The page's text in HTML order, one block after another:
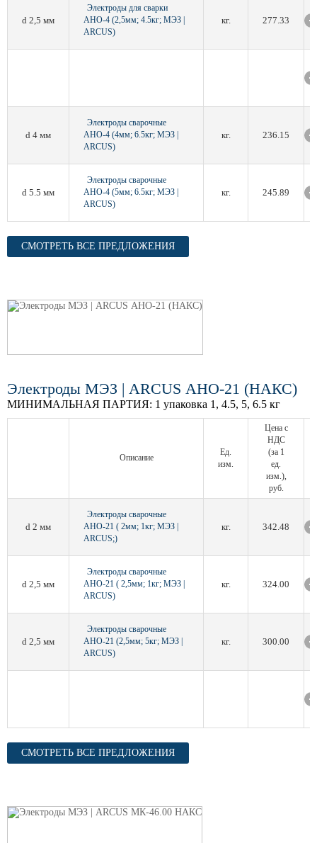
d 2,5 мм
Электроды для сварки
АНО-4 (2,5мм; 4.5кг; МЭЗ |
ARCUS)
кг. 277.33
d 4 мм
Электроды сварочные
АНО-4 (4мм; 6.5кг; МЭЗ |
ARCUS)
кг. 236.15
d 5.5 мм
Электроды сварочные
АНО-4 (5мм; 6.5кг; МЭЗ |
ARCUS)
кг. 245.89
СМОТРЕТЬ ВСЕ ПРЕДЛОЖЕНИЯ
Электроды МЭЗ | ARCUS АНО-21 (НАКС)
МИНИМАЛЬНАЯ ПАРТИЯ: 1 упаковка 1, 4.5, 5, 6.5 кг
Описание
Ед.
изм.
Цена с
НДС
(за 1
ед.
изм.),
руб.
d 2 мм
Электроды сварочные
АНО-21 ( 2мм; 1кг; МЭЗ |
ARCUS;)
кг. 342.48
d 2,5 мм
Электроды сварочные
АНО-21 ( 2,5мм; 1кг; МЭЗ |
ARCUS)
кг. 324.00
d 2,5 мм
Электроды сварочные
АНО-21 (2,5мм; 5кг; МЭЗ |
ARCUS)
кг. 300.00
СМОТРЕТЬ ВСЕ ПРЕДЛОЖЕНИЯ